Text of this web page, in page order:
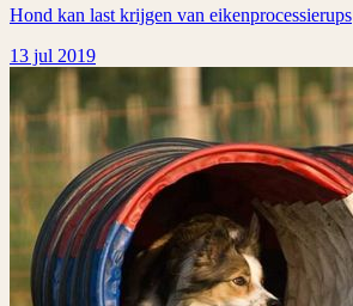
Hond kan last krijgen van eikenprocessierups
13 jul 2019